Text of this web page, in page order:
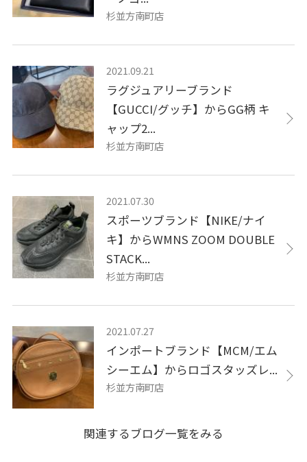
杉並方南町店
2021.09.21
ラグジュアリーブランド
【GUCCI/グッチ】からGG柄 キ
ャップ2...
杉並方南町店
2021.07.30
スポーツブランド【NIKE/ナイ
キ】からWMNS ZOOM DOUBLE
STACK...
杉並方南町店
2021.07.27
インポートブランド【MCM/エム
シーエム】からロゴスタッズレ...
杉並方南町店
関連するブログ一覧をみる